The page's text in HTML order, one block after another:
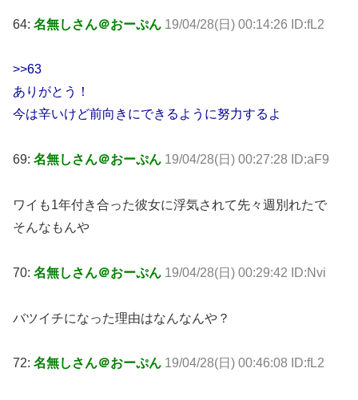
64: 名無しさん＠おーぷん 19/04/28(日) 00:14:26 ID:fL2
>>63
ありがとう！
今は辛いけど前向きにできるように努力するよ
69: 名無しさん＠おーぷん 19/04/28(日) 00:27:28 ID:aF9
ワイも1年付き合った彼女に浮気されて先々週別れたで
そんなもんや
70: 名無しさん＠おーぷん 19/04/28(日) 00:29:42 ID:Nvi
バツイチになった理由はなんなんや？
72: 名無しさん＠おーぷん 19/04/28(日) 00:46:08 ID:fL2